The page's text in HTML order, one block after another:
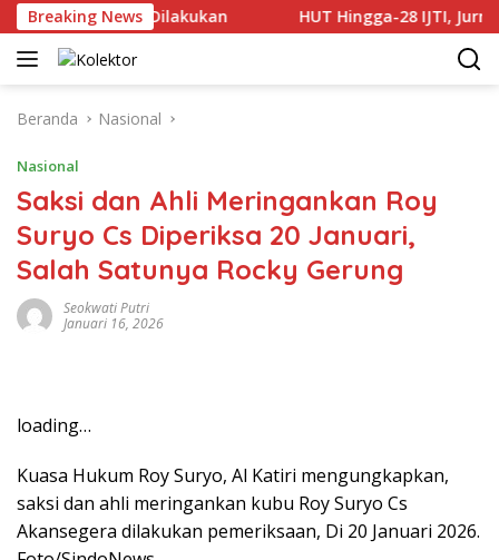
Langsung
ke
konten
Breaking News
Terus Dilakukan HUT Hingga-28 IJTI, Jurnalis
Beranda Nasional
Nasional
Saksi dan Ahli Meringankan Roy
Suryo Cs Diperiksa 20 Januari,
Salah Satunya Rocky Gerung
Seokwati Putri
Januari 16, 2026
loading…
Kuasa Hukum Roy Suryo, Al Katiri mengungkapkan,
saksi dan ahli meringankan kubu Roy Suryo Cs
Akansegera dilakukan pemeriksaan, Di 20 Januari 2026.